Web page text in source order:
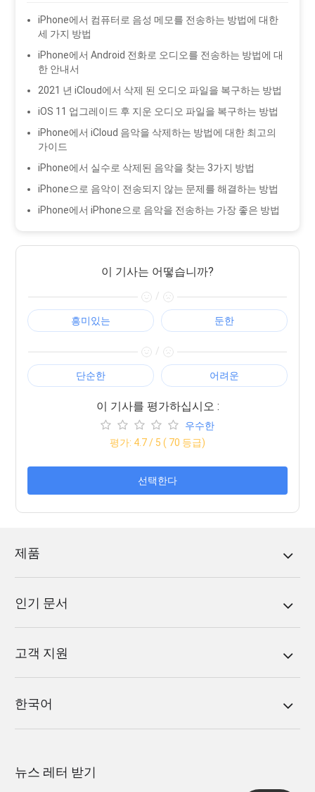
iPhone에서 컴퓨터로 음성 메모를 전송하는 방법에 대한
세 가지 방법
iPhone에서 Android 전화로 오디오를 전송하는 방법에 대
한 안내서
2021 년 iCloud에서 삭제 된 오디오 파일을 복구하는 방법
iOS 11 업그레이드 후 지운 오디오 파일을 복구하는 방법
iPhone에서 iCloud 음악을 삭제하는 방법에 대한 최고의
가이드
iPhone에서 실수로 삭제된 음악을 찾는 3가지 방법
iPhone으로 음악이 전송되지 않는 문제를 해결하는 방법
iPhone에서 iPhone으로 음악을 전송하는 가장 좋은 방법
이 기사는 어떻습니까?
/
흥미있는 둔한
/
단순한 어려운
이 기사를 평가하십시오 :
우수한
평가: 4.7/ 5 ( 70 등급)
선택한다
제품
인기 문서
고객 지원
한국어
뉴스 레터 받기